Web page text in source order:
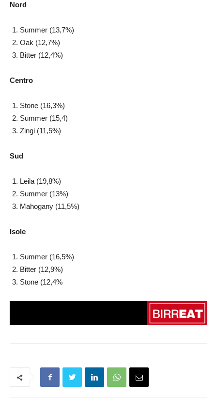
Nord
Summer (13,7%)
Oak (12,7%)
Bitter (12,4%)
Centro
Stone (16,3%)
Summer (15,4)
Zingi (11,5%)
Sud
Leila (19,8%)
Summer (13%)
Mahogany (11,5%)
Isole
Summer (16,5%)
Bitter (12,9%)
Stone (12,4%